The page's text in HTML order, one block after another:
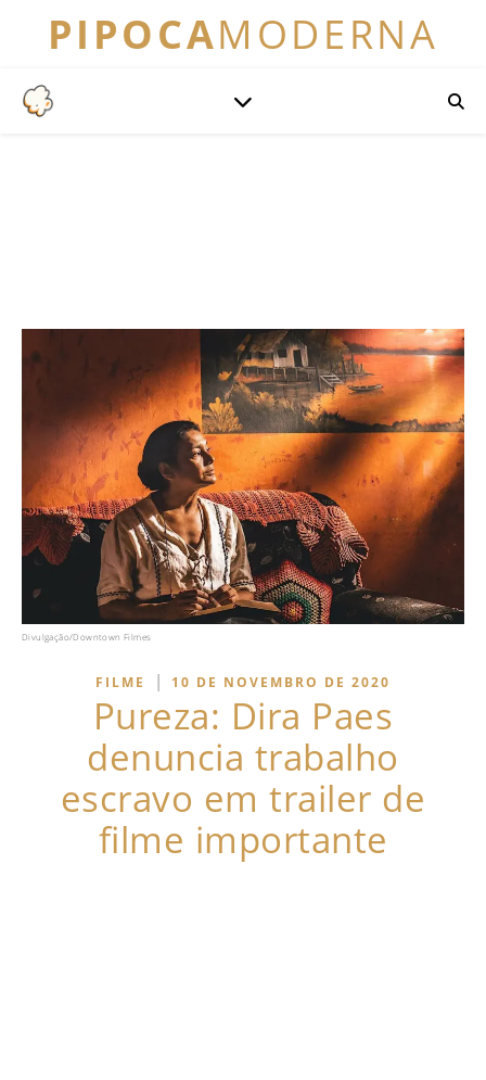
PIPOCAMODERNA
Divulgação/Downtown Filmes
FILME | 10 DE NOVEMBRO DE 2020
Pureza: Dira Paes
denuncia trabalho
escravo em trailer de
filme importante